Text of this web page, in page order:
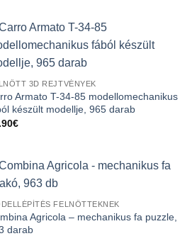
3D REJTVÉNYEK
Armato T-34-85 modellomechanikus
készült modellje, 965 darab
€
FELNŐTTEKNEK
Agricola – mechanikus fa puzzle,
darab